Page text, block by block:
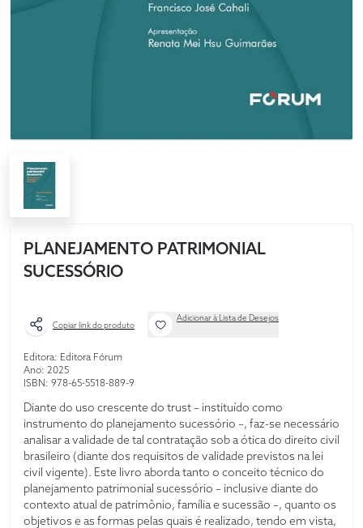
PLANEJAMENTO PATRIMONIAL
SUCESSÓRIO
Copiar link do produto
Adicionar à Lista de Desejos
Editora: Editora Fórum
Ano: 2025
ISBN: 978-65-5518-889-9
Diante do uso crescente do trust – instituído como
instrumento do planejamento sucessório –, faz-se necessário
analisar a validade de tal contratação sob a ótica do direito civil
brasileiro (diante dos requisitos de validade previstos na lei
civil vigente). Este livro aborda tanto o conceito técnico do
planejamento patrimonial sucessório – inclusive diante do
contexto atual de patrimônio, família e sucessão –, quanto os
objetivos e as formas pelas quais é realizado, tendo em vista,